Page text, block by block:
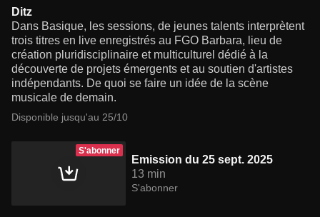
Ditz
Dans Basique, les sessions, de jeunes talents interprètent
trois titres en live enregistrés au FGO Barbara, lieu de
création pluridisciplinaire et multiculturel dédié à la
découverte de projets émergents et au soutien d'artistes
indépendants. De quoi se faire un idée de la scène
musicale de demain.
Disponible jusqu'au 25/10
S'abonner
Emission du 25 sept. 2025
13 min
S'abonner